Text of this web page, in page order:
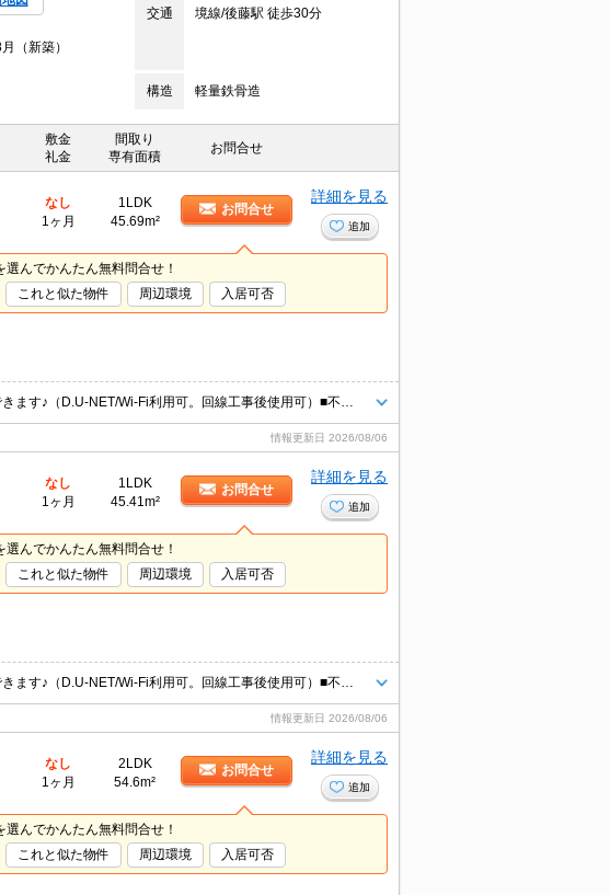
交通
境線/後藤駅 徒歩30分
（新築）
構造 軽量鉄骨造
敷金
礼金
間取り
専有面積
お問合せ
なし
1ヶ月
1LDK
45.69m²
お問合せ
詳細を見る
追加
んでかんたん無料問合せ！
これと似た物件 周辺環境 入居可否
情報更新日 2026/08/06
なし
1ヶ月
1LDK
45.41m²
お問合せ
詳細を見る
追加
んでかんたん無料問合せ！
これと似た物件 周辺環境 入居可否
情報更新日 2026/08/06
なし
1ヶ月
2LDK
54.6m²
お問合せ
詳細を見る
追加
んでかんたん無料問合せ！
これと似た物件 周辺環境 入居可否